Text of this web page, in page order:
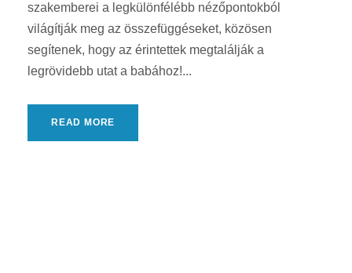
szakemberei a legkülönfélébb nézőpontokból
világítják meg az összefüggéseket, közösen
segítenek, hogy az érintettek megtalálják a
legrövidebb utat a babához!...
READ MORE